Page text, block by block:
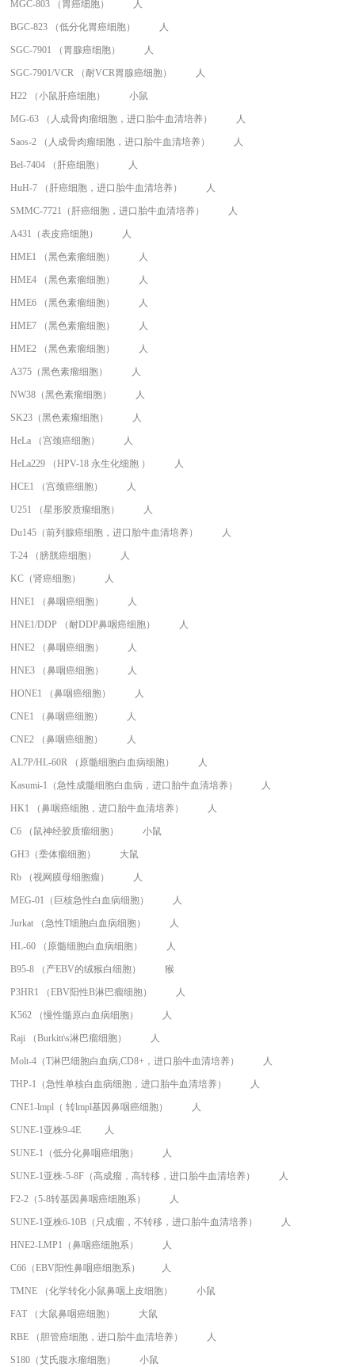
MGC-803 （胃癌细胞） 人
BGC-823 （低分化胃癌细胞） 人
SGC-7901 （胃腺癌细胞） 人
SGC-7901/VCR （耐VCR胃腺癌细胞） 人
H22 （小鼠肝癌细胞） 小鼠
MG-63 （人成骨肉瘤细胞，进口胎牛血清培养） 人
Saos-2 （人成骨肉瘤细胞，进口胎牛血清培养） 人
Bel-7404 （肝癌细胞） 人
HuH-7 （肝癌细胞，进口胎牛血清培养） 人
SMMC-7721（肝癌细胞，进口胎牛血清培养） 人
A431（表皮癌细胞） 人
HME1 （黑色素瘤细胞） 人
HME4 （黑色素瘤细胞） 人
HME6 （黑色素瘤细胞） 人
HME7 （黑色素瘤细胞） 人
HME2 （黑色素瘤细胞） 人
A375（黑色素瘤细胞） 人
NW38（黑色素瘤细胞） 人
SK23（黑色素瘤细胞） 人
HeLa （宫颈癌细胞） 人
HeLa229 （HPV-18 永生化细胞 ） 人
HCE1 （宫颈癌细胞） 人
U251 （星形胶质瘤细胞） 人
Du145（前列腺癌细胞，进口胎牛血清培养） 人
T-24 （膀胱癌细胞） 人
KC（肾癌细胞） 人
HNE1 （鼻咽癌细胞） 人
HNE1/DDP （耐DDP鼻咽癌细胞） 人
HNE2 （鼻咽癌细胞） 人
HNE3 （鼻咽癌细胞） 人
HONE1 （鼻咽癌细胞） 人
CNE1 （鼻咽癌细胞） 人
CNE2 （鼻咽癌细胞） 人
AL7P/HL-60R （原髓细胞白血病细胞） 人
Kasumi-1（急性成髓细胞白血病，进口胎牛血清培养） 人
HK1 （鼻咽癌细胞，进口胎牛血清培养） 人
C6 （鼠神经胶质瘤细胞） 小鼠
GH3（埀体瘤细胞） 大鼠
Rb （视网膜母细胞瘤） 人
MEG-01（巨核急性白血病细胞） 人
Jurkat （急性T细胞白血病细胞） 人
HL-60 （原髓细胞白血病细胞） 人
B95-8 （产EBV的绒猴白细胞） 猴
P3HR1 （EBV阳性B淋巴瘤细胞） 人
K562 （慢性髓原白血病细胞） 人
Raji （Burkitt\s淋巴瘤细胞） 人
Molt-4（T淋巴细胞白血病,CD8+，进口胎牛血清培养） 人
THP-1（急性单核白血病细胞，进口胎牛血清培养） 人
CNE1-lmpl（ 转lmpl基因鼻咽癌细胞） 人
SUNE-1亚株9-4E 人
SUNE-1（低分化鼻咽癌细胞） 人
SUNE-1亚株-5-8F（高成瘤，高转移，进口胎牛血清培养） 人
F2-2（5-8转基因鼻咽癌细胞系） 人
SUNE-1亚株6-10B（只成瘤，不转移，进口胎牛血清培养） 人
HNE2-LMP1（鼻咽癌细胞系） 人
C66（EBV阳性鼻咽癌细胞系） 人
TMNE （化学转化小鼠鼻咽上皮细胞） 小鼠
FAT （大鼠鼻咽癌细胞） 大鼠
RBE （胆管癌细胞，进口胎牛血清培养） 人
S180（艾氏腹水瘤细胞） 小鼠